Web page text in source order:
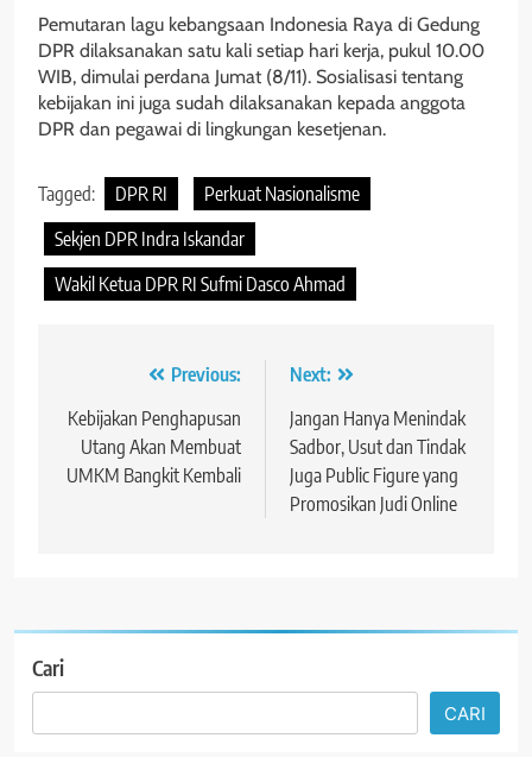
Pemutaran lagu kebangsaan Indonesia Raya di Gedung
DPR dilaksanakan satu kali setiap hari kerja, pukul 10.00
WIB, dimulai perdana Jumat (8/11). Sosialisasi tentang
kebijakan ini juga sudah dilaksanakan kepada anggota
DPR dan pegawai di lingkungan kesetjenan.
Tagged: DPR RI
Perkuat Nasionalisme
Sekjen DPR Indra Iskandar
Wakil Ketua DPR RI Sufmi Dasco Ahmad
Navigasi
pos
Previous:
Kebijakan Penghapusan
Utang Akan Membuat
UMKM Bangkit Kembali
Next:
Jangan Hanya Menindak
Sadbor, Usut dan Tindak
Juga Public Figure yang
Promosikan Judi Online
Cari
CARI